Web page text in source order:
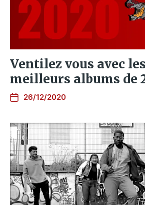
Ventilez vous avec
meilleurs albums de
26/12/2020